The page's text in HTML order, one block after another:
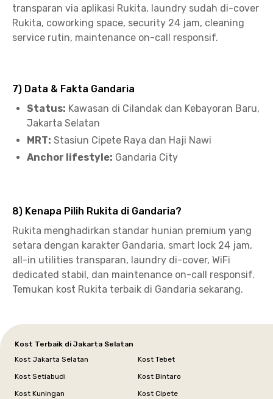
transparan via aplikasi Rukita, laundry sudah di-cover
Rukita, coworking space, security 24 jam, cleaning
service rutin, maintenance on-call responsif.
7) Data & Fakta Gandaria
Status: Kawasan di Cilandak dan Kebayoran Baru,
Jakarta Selatan
MRT: Stasiun Cipete Raya dan Haji Nawi
Anchor lifestyle: Gandaria City
8) Kenapa Pilih Rukita di Gandaria?
Rukita menghadirkan standar hunian premium yang
setara dengan karakter Gandaria, smart lock 24 jam,
all-in utilities transparan, laundry di-cover, WiFi
dedicated stabil, dan maintenance on-call responsif.
Temukan kost Rukita terbaik di Gandaria sekarang.
Kost Terbaik di Jakarta Selatan
Kost Jakarta Selatan
Kost Tebet
Kost Setiabudi
Kost Bintaro
Kost Kuningan
Kost Cipete